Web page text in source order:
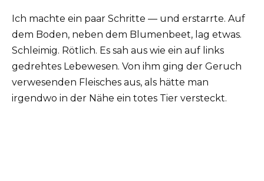
Ich machte ein paar Schritte — und erstarrte. Auf
dem Boden, neben dem Blumenbeet, lag etwas.
Schleimig. Rötlich. Es sah aus wie ein auf links
gedrehtes Lebewesen. Von ihm ging der Geruch
verwesenden Fleisches aus, als hätte man
irgendwo in der Nähe ein totes Tier versteckt.